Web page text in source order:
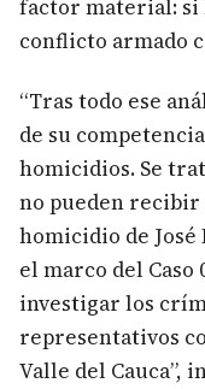
factor material: si
conflicto armado
“Tras todo ese
de su
homicidios. Se
no pueden recibir
homicidio de José
el marco del
investigar los
representativos
Valle del Cauca”,